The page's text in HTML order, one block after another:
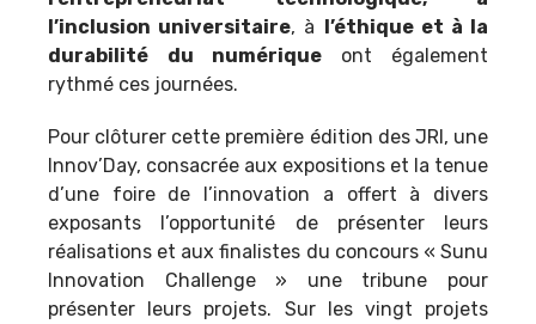
l’inclusion universitaire, à l’éthique et à la
durabilité du numérique ont également
rythmé ces journées.
Pour clôturer cette première édition des JRI, une
Innov’Day, consacrée aux expositions et la tenue
d’une foire de l’innovation a offert à divers
exposants l’opportunité de présenter leurs
réalisations et aux finalistes du concours « Sunu
Innovation Challenge » une tribune pour
présenter leurs projets. Sur les vingt projets